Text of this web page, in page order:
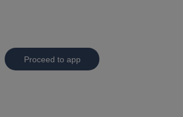
Proceed to app